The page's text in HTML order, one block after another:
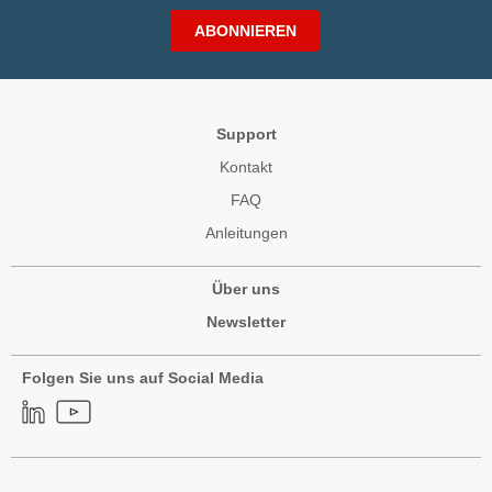
ABONNIEREN
Support
Kontakt
FAQ
Anleitungen
Über uns
Newsletter
Folgen Sie uns auf Social Media